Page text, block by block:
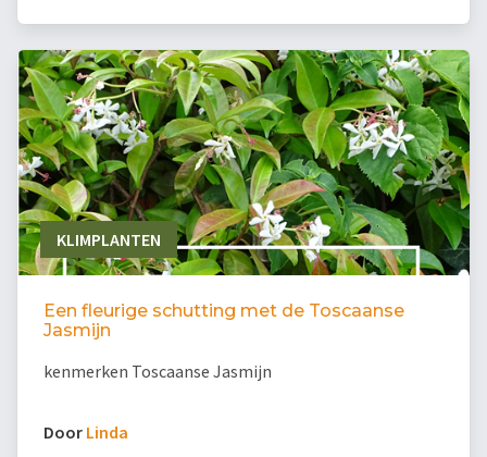
KLIMPLANTEN
Een fleurige schutting met de Toscaanse
Jasmijn
kenmerken Toscaanse Jasmijn
Door Linda